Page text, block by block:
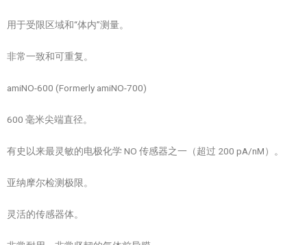
用于受限区域和“体内”测量。
非常一致和可重复。
amiNO-600 (Formerly amiNO-700)
600 毫米尖端直径。
有史以来最灵敏的电极化学 NO 传感器之一（超过 200 pA/nM）。
亚纳摩尔检测极限。
灵活的传感器体。